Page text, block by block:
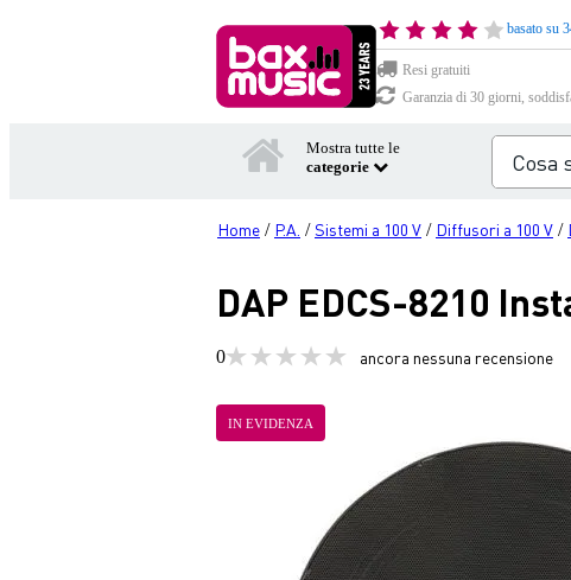
basato su
Resi gratuiti
Garanzia di 30 giorni,
Mostra tutte le
categorie
Home / P.A. /Sistemi a 100 V / Diffusori a 100 V /
DAP EDCS-8210
0 ancora nessuna recensione
IN EVIDENZA